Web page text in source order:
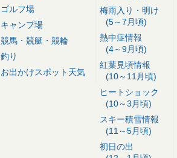
ゴルフ場
キャンプ場
競馬・競艇・競輪
釣り
お出かけスポット天気
梅雨入り・明け
(5～7月頃)
熱中症情報
(4～9月頃)
紅葉見頃情報
(10～11月頃)
ヒートショック
(10～3月頃)
スキー積雪情報
(11～5月頃)
初日の出